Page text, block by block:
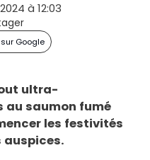
à 12:03
Google
ultra-
au saumon fumé
les festivités
auspices.